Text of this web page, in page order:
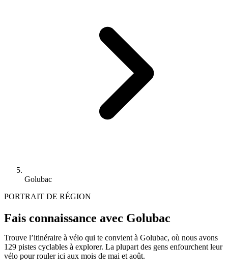
Golubac
PORTRAIT DE RÉGION
Fais connaissance avec Golubac
Trouve l’itinéraire à vélo qui te convient à Golubac, où nous avons
129 pistes cyclables à explorer. La plupart des gens enfourchent leur
vélo pour rouler ici aux mois de mai et août.